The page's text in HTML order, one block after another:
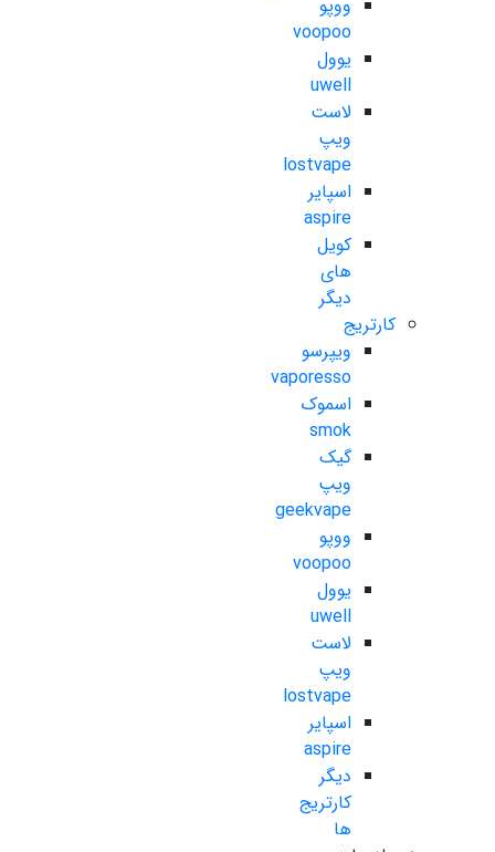
ووپو
voopoo
یوول
uwell
لاست
ویپ
lostvape
اسپایر
aspire
کویل
های
دیگر
کارتریج
ویپرسو
vaporesso
اسموک
smok
گیک
ویپ
geekvape
ووپو
voopoo
یوول
uwell
لاست
ویپ
lostvape
اسپایر
aspire
دیگر
کارتریج
ها